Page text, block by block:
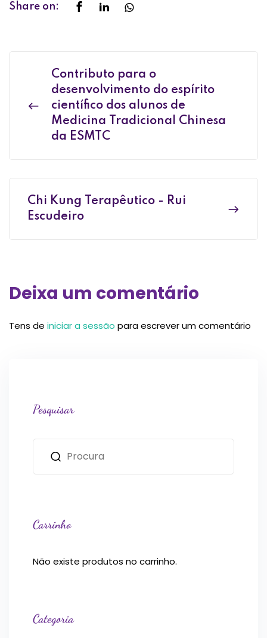
Share on:
Contributo para o
desenvolvimento do espírito
científico dos alunos de
Medicina Tradicional Chinesa
da ESMTC
Chi Kung Terapêutico - Rui
Escudeiro
Deixa um comentário
Tens de iniciar a sessão para escrever um comentário
Pesquisar
Carrinho
Não existe produtos no carrinho.
Categoria